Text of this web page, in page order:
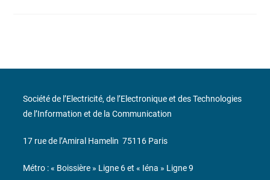
Société de l’Electricité, de l’Electronique et des Technologies
de l’Information et de la Communication
17 rue de l’Amiral Hamelin 75116 Paris
Métro : « Boissière » Ligne 6 et « Iéna » Ligne 9